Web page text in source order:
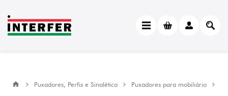
Puxadores, Perfis e Sinalética
Puxadores para mobiliário